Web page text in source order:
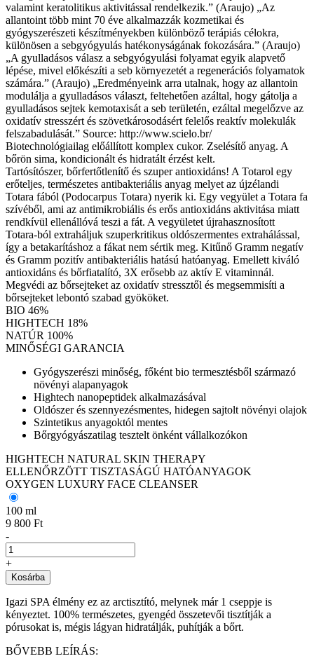
valamint keratolitikus aktivitással rendelkezik.” (Araujo) „Az
allantoint több mint 70 éve alkalmazzák kozmetikai és
gyógyszerészeti készítményekben különböző terápiás célokra,
különösen a sebgyógyulás hatékonyságának fokozására.” (Araujo)
„A gyulladásos válasz a sebgyógyulási folyamat egyik alapvető
lépése, mivel előkészíti a seb környezetét a regenerációs folyamatok
számára.” (Araujo) „Eredményeink arra utalnak, hogy az allantoin
modulálja a gyulladásos választ, feltehetően azáltal, hogy gátolja a
gyulladásos sejtek kemotaxisát a seb területén, ezáltal megelőzve az
oxidatív stresszért és szövetkárosodásért felelős reaktív molekulák
felszabadulását.” Source: http://www.scielo.br/
Biotechnológiailag előállított komplex cukor. Zselésítő anyag. A
bőrön sima, kondicionált és hidratált érzést kelt.
Tartósítószer, bőrfertőtlenítő és szuper antioxidáns! A Totarol egy
erőteljes, természetes antibakteriális anyag melyet az újzélandi
Totara fából (Podocarpus Totara) nyerik ki. Egy vegyület a Totara fa
szívéből, ami az antimikrobiális és erős antioxidáns aktivitása miatt
rendkívül ellenállóvá teszi a fát. A vegyületet újrahasznosított
Totara-ból extraháljuk szuperkritikus oldószermentes extrahálással,
így a betakarításhoz a fákat nem sértik meg. Kitűnő Gramm negatív
és Gramm pozitív antibakteriális hatású hatóanyag. Emellett kiváló
antioxidáns és bőrfiatalító, 3X erősebb az aktív E vitaminnál.
Megvédi az bőrsejteket az oxidatív stressztől és megsemmisíti a
bőrsejteket lebontó szabad gyököket.
BIO 46%
HIGHTECH 18%
NATÚR 100%
MINŐSÉGI GARANCIA
Gyógyszerészi minőség, főként bio termesztésből származó
növényi alapanyagok
Hightech nanopeptidek alkalmazásával
Oldószer és szennyezésmentes, hidegen sajtolt növényi olajok
Szintetikus anyagoktól mentes
Bőrgyógyászatilag tesztelt önként vállalkozókon
HIGHTECH NATURAL SKIN THERAPY
ELLENŐRZÖTT TISZTASÁGÚ HATÓANYAGOK
OXYGEN LUXURY FACE CLEANSER
100 ml
9 800 Ft
-
+
Kosárba
Igazi SPA élmény ez az arctisztító, melynek már 1 cseppje is
kényeztet. 100% természetes, gyengéd összetevői tisztítják a
pórusokat is, mégis lágyan hidratálják, puhítják a bőrt.
BŐVEBB LEÍRÁS: